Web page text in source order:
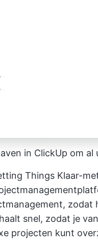
in ClickUp om
Things Klaar-
snel, zodat je
projecten kunt